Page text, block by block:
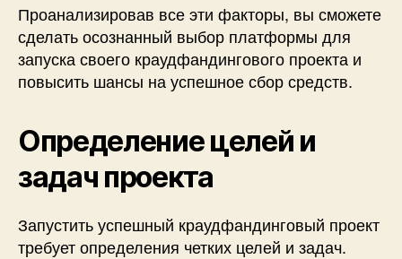
Проанализировав все эти факторы, вы сможете
сделать осознанный выбор платформы для
запуска своего краудфандингового проекта и
повысить шансы на успешное сбор средств.
Определение целей и
задач проекта
Запустить успешный краудфандинговый проект
требует определения четких целей и задач.